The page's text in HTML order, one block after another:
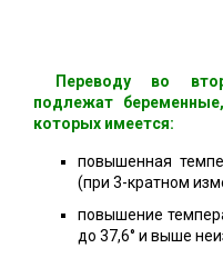
Переводу во
подлежат
которых имеется:
повышенная
(при 3-кратном
повышение
до 37,6° и выше